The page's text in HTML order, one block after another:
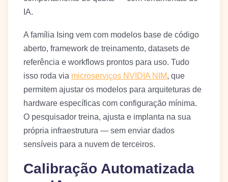
IA.
A família Ising vem com modelos base de código
aberto, framework de treinamento, datasets de
referência e workflows prontos para uso. Tudo
isso roda via microserviços NVIDIA NIM, que
permitem ajustar os modelos para arquiteturas de
hardware específicas com configuração mínima.
O pesquisador treina, ajusta e implanta na sua
própria infraestrutura — sem enviar dados
sensíveis para a nuvem de terceiros.
Calibração Automatizada